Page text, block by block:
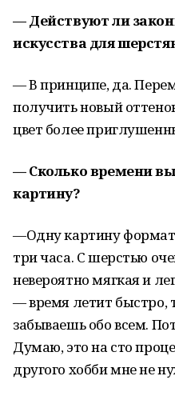
— Действуют ли
искусства для
— В принципе, да.
получить новый
цвет более
— Сколько времени
картину?
—Одну картину
три часа. С шерстью
невероятно мягкая и
— время летит быстро,
забываешь обо всем.
Думаю, это на сто
другого хобби мне не